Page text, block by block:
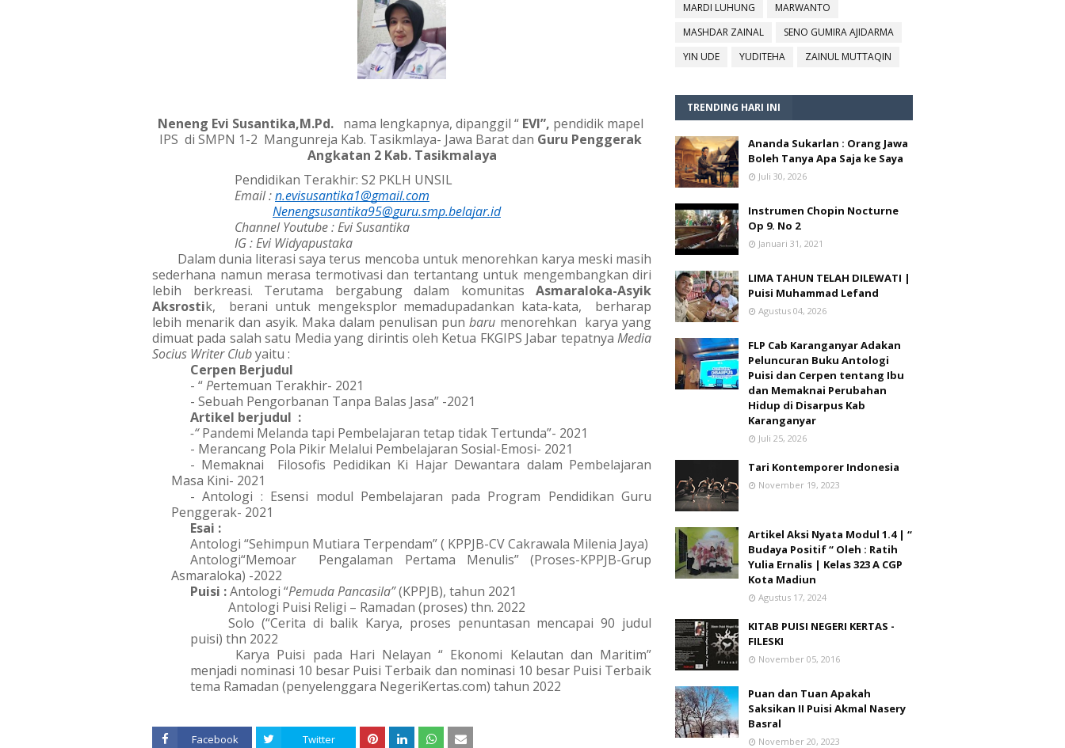
Neneng Evi Susantika,M.Pd. nama lengkapnya, dipanggil “ EVI”, pendidik mapel
IPS  di SMPN 1-2  Mangunreja Kab. Tasikmlaya- Jawa Barat dan Guru Penggerak
Angkatan 2 Kab. Tasikmalaya
Pendidikan Terakhir: S2 PKLH UNSIL
Email : n.evisusantika1@gmail.com
Nenengsusantika95@guru.smp.belajar.id
Channel Youtube : Evi Susantika
IG : Evi Widyapustaka
Dalam dunia literasi saya terus mencoba untuk menorehkan karya meski masih
sederhana namun merasa termotivasi dan tertantang untuk mengembangkan diri
lebih berkreasi. Terutama bergabung dalam komunitas Asmaraloka-Asyik
Aksrostik,  berani untuk mengeksplor memadupadankan kata-kata,  berharap
lebih menarik dan asyik. Maka dalam penulisan pun baru menorehkan  karya yang
dimuat pada salah satu Media yang dirintis oleh Ketua FKGIPS Jabar tepatnya Media
Socius Writer Club yaitu :
Cerpen Berjudul
- “ Pertemuan Terakhir- 2021
- Sebuah Pengorbanan Tanpa Balas Jasa” -2021
Artikel berjudul  :
-“ Pandemi Melanda tapi Pembelajaran tetap tidak Tertunda”- 2021
- Merancang Pola Pikir Melalui Pembelajaran Sosial-Emosi- 2021
- Memaknai  Filosofis Pedidikan Ki Hajar Dewantara dalam Pembelajaran
Masa Kini- 2021
- Antologi : Esensi modul Pembelajaran pada Program Pendidikan Guru
Penggerak- 2021
Esai :
Antologi “Sehimpun Mutiara Terpendam” ( KPPJB-CV Cakrawala Milenia Jaya)
Antologi“Memoar  Pengalaman Pertama Menulis” (Proses-KPPJB-Grup
Asmaraloka) -2022
Puisi : Antologi “Pemuda Pancasila” (KPPJB), tahun 2021
Antologi Puisi Religi – Ramadan (proses) thn. 2022
Solo (“Cerita di balik Karya, proses penuntasan mencapai 90 judul
puisi) thn 2022
Karya Puisi pada Hari Nelayan “ Ekonomi Kelautan dan Maritim”
menjadi nominasi 10 besar Puisi Terbaik dan nominasi 10 besar Puisi Terbaik
tema Ramadan (penyelenggara NegeriKertas.com) tahun 2022
Facebook Twitter
MARDI LUHUNG
MARWANTO
MASHDAR ZAINAL
SENO GUMIRA AJIDARMA
YIN UDE
YUDITEHA ZAINUL MUTTAQIN
TRENDING HARI INI
Ananda Sukarlan : Orang Jawa
Boleh Tanya Apa Saja ke Saya
Juli 30, 2026
Instrumen Chopin Nocturne
Op 9. No 2
Januari 31, 2021
LIMA TAHUN TELAH DILEWATI |
Puisi Muhammad Lefand
Agustus 04, 2026
FLP Cab Karanganyar Adakan
Peluncuran Buku Antologi
Puisi dan Cerpen tentang Ibu
dan Memaknai Perubahan
Hidup di Disarpus Kab
Karanganyar
Juli 25, 2026
Tari Kontemporer Indonesia
November 19, 2023
Artikel Aksi Nyata Modul 1.4 | “
Budaya Positif “ Oleh : Ratih
Yulia Ernalis | Kelas 323 A CGP
Kota Madiun
Agustus 17, 2024
KITAB PUISI NEGERI KERTAS -
FILESKI
November 05, 2016
Puan dan Tuan Apakah
Saksikan II Puisi Akmal Nasery
Basral
November 20, 2023